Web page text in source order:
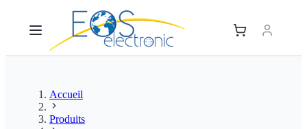
Accueil
Produits